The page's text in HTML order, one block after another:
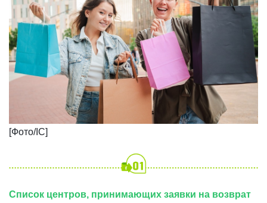
​[Фото/IC]
Список центров, принимающих заявки на возврат